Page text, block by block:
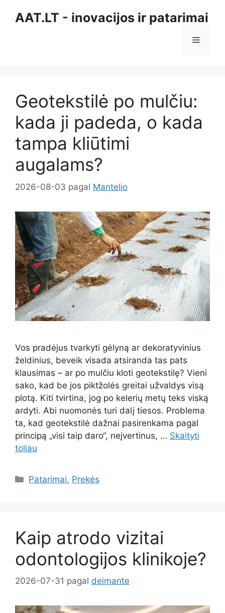
AAT.LT - inovacijos ir patarimai
Meniu
Geotekstilė po mulčiu:
kada ji padeda, o kada
tampa kliūtimi
augalams?
2026-08-03 pagal Mantelio
Vos pradėjus tvarkyti gėlyną ar dekoratyvinius
želdinius, beveik visada atsiranda tas pats
klausimas – ar po mulčiu kloti geotekstilę? Vieni
sako, kad be jos piktžolės greitai užvaldys visą
plotą. Kiti tvirtina, jog po kelerių metų teks viską
ardyti. Abi nuomonės turi dalį tiesos. Problema
ta, kad geotekstilė dažnai pasirenkama pagal
principą „visi taip daro“, neįvertinus, … Skaityti
toliau
Kategorijos
Patarimai, Prekės
Kaip atrodo vizitai
odontologijos klinikoje?
2026-07-31 pagal deimante